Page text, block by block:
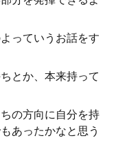
っていうお話をす
とか、本来持って
の方向に自分を持
あったかなと思う